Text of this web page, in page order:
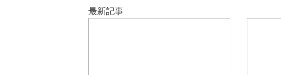
最新記事